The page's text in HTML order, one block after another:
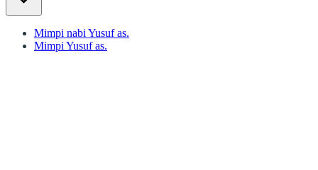
Mimpi nabi Yusuf as.
Mimpi Yusuf as.